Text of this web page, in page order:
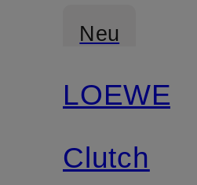
Neu
LOEWE
Clutch